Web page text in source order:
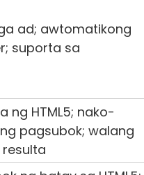
ad; awtomatikong
suporta sa
ng HTML5; nako-
pagsubok; walang